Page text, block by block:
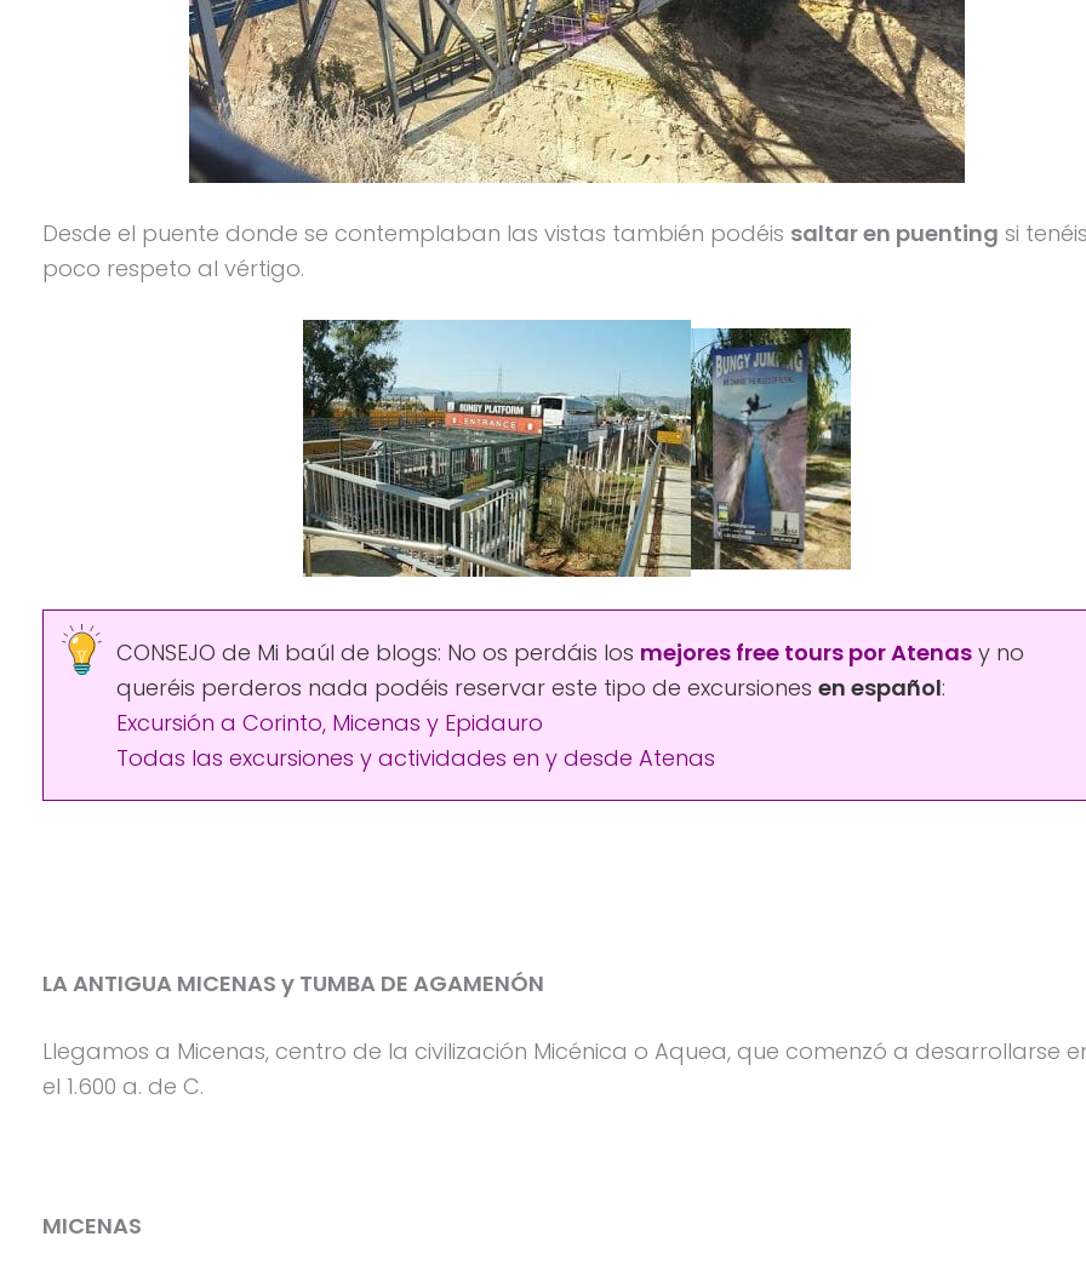
Desde el puente donde se contemplaban las vistas también podéis saltar en puenting si
poco respeto al vértigo.
CONSEJO de Mi baúl de blogs: No os perdáis los mejores free tours por Atenas y no
queréis perderos nada podéis reservar este tipo de excursiones en español:
Excursión a Corinto, Micenas y Epidauro
Todas las excursiones y actividades en y desde Atenas
LA ANTIGUA MICENAS y TUMBA DE AGAMENÓN
Llegamos a Micenas, centro de la civilización Micénica o Aquea, que comenzó a desarrollarse
el 1.600 a. de C.
MICENAS